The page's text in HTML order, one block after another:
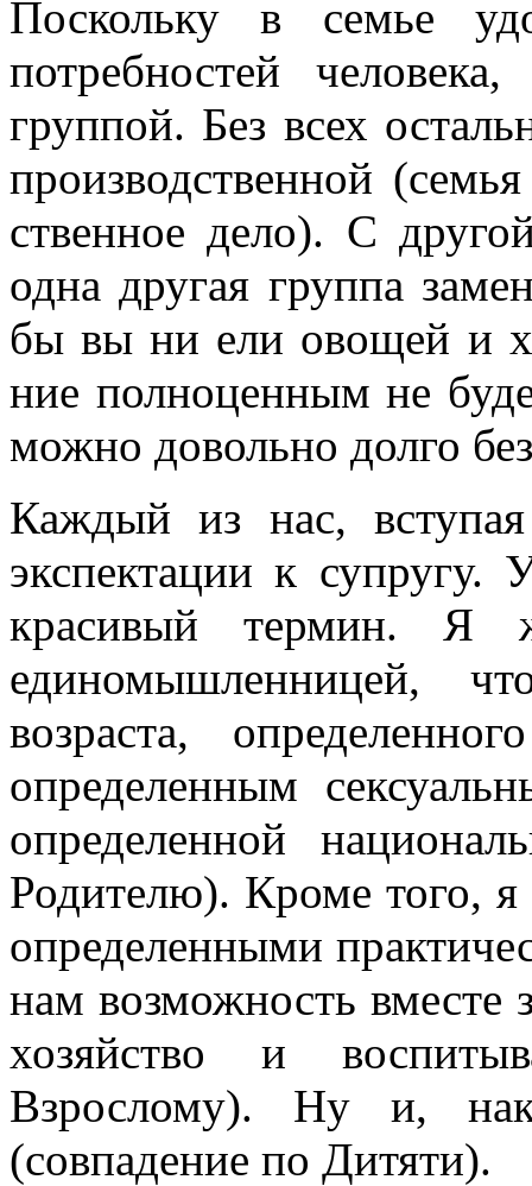
Поскольку в семье
потребностей
группой. Без всех
производственной
ственное дело). С
одна другая группа
бы вы ни ели овощей и
ние полноценным не
можно довольно долго
Каждый из нас,
экспектации к супругу.
красивый термин. Я
единомыш­ленницей,
возраста,
определенным
определенной
Родителю). Кроме того,
определенными
нам возможность вместе
хозяйство и
Взрослому). Ну и,
(совпадение по Дитяти).